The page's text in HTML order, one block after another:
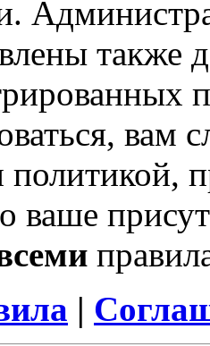
также
вам
политикой,
ваше
|